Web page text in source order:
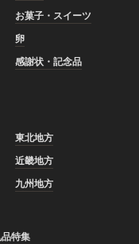
お菓子・スイーツ
卵
感謝状・記念品
東北地方
近畿地方
九州地方
特集